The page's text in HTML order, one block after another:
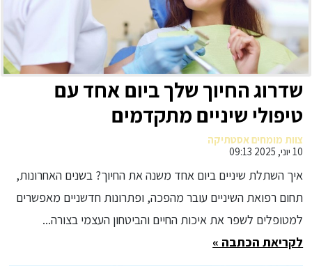
שדרוג החיוך שלך ביום אחד עם
טיפולי שיניים מתקדמים
צוות מומחים אסטתיקה
10 יוני, 2025 09:13
איך השתלת שיניים ביום אחד משנה את החיוך? בשנים האחרונות,
תחום רפואת השיניים עובר מהפכה, ופתרונות חדשניים מאפשרים
למטופלים לשפר את איכות החיים והביטחון העצמי בצורה...
לקריאת הכתבה »